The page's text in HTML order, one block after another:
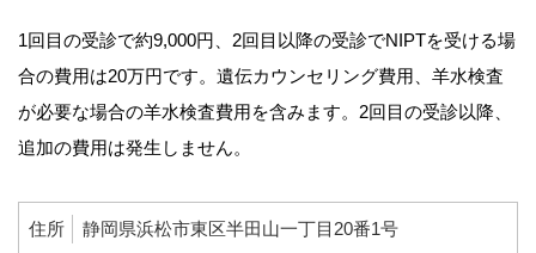
1回目の受診で約9,000円、2回目以降の受診でNIPTを受ける場
合の費用は20万円です。遺伝カウンセリング費用、羊水検査
が必要な場合の羊水検査費用を含みます。2回目の受診以降、
追加の費用は発生しません。
住所 静岡県浜松市東区半田山一丁目20番1号